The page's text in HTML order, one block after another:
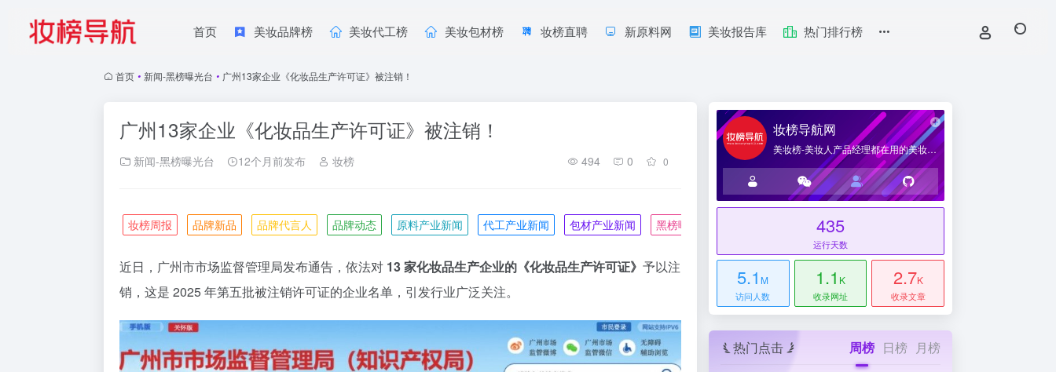
首页 美妆品牌榜 美妆代工榜 美妆包材榜 妆榜直聘 新原料网 美妆报告库 热门排行榜
首页 • 新闻-黑榜曝光台 • 广州13家企业《化妆品生产许可证》被注销！
广州13家企业《化妆品生产许可证》被注销！
新闻-黑榜曝光台 12个月前发布 妆榜 494 0 0
妆榜周报 品牌新品 品牌代言人 品牌动态 原料产业新闻 代工产业新闻 包材产业新闻 黑榜曝光台
近日，广州市市场监督管理局发布通告，依法对 13 家化妆品生产企业的《化妆品生产许可证》 予以注
销，这是 2025 年第五批被注销许可证的企业名单，引发行业广泛关注。
妆榜导航网
美妆榜-美妆人产品经理都在用的美妆产业导航网站
435
运行天数
5.1 M
访问人数
1.1 K
收录网址
2.7K
收录文章
热门点击 周榜 日榜 月榜